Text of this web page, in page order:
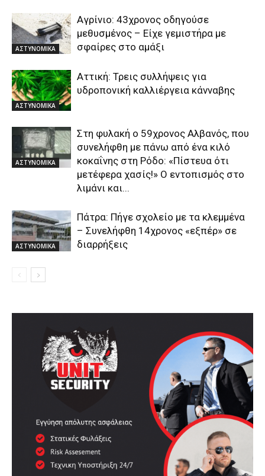
ΑΣΤΥΝΟΜΙΚΑ
Αγρίνιο: 43χρονος οδηγούσε
μεθυσμένος – Είχε γεμιστήρα με
σφαίρες στο αμάξι
ΑΣΤΥΝΟΜΙΚΑ
Αττική: Τρεις συλλήψεις για
υδροπονική καλλιέργεια κάνναβης
ΑΣΤΥΝΟΜΙΚΑ
Στη φυλακή ο 59χρονος Αλβανός, που
συνελήφθη με πάνω από ένα κιλό
κοκαΐνης στη Ρόδο: «Πίστευα ότι
μετέφερα χασίς!» Ο εντοπισμός στο
λιμάνι και...
ΑΣΤΥΝΟΜΙΚΑ
Πάτρα: Πήγε σχολείο με τα κλεμμένα
– Συνελήφθη 14χρονος «εξπέρ» σε
διαρρήξεις